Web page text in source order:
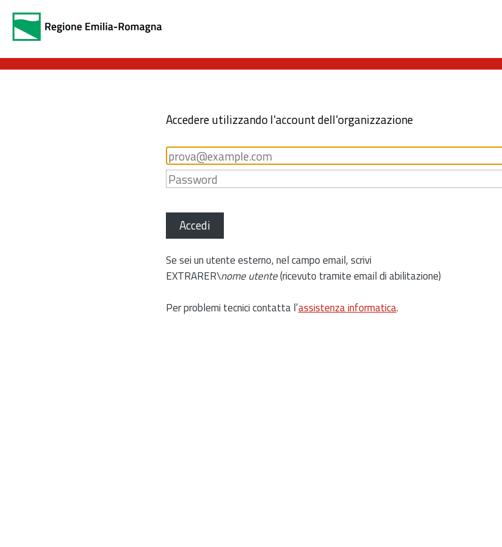
Accedere utilizzando l'account dell'organizzazione
Accedi
Se sei un utente esterno, nel campo email, scrivi
EXTRARER\nome utente(ricevuto tramite email di abilitazione)
Per problemi tecnici contatta l’assistenza informatica.